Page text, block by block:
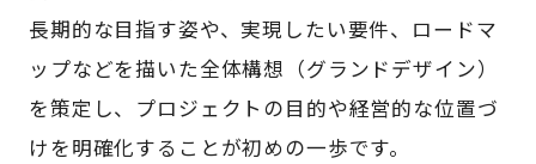
長期的な目指す姿や、実現したい要件、ロードマ
ップなどを描いた全体構想（グランドデザイン）
を策定し、プロジェクトの目的や経営的な位置づ
けを明確化することが初めの一歩です。